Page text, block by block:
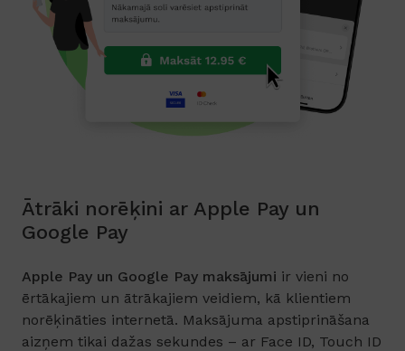
Ātrāki norēķini ar Apple Pay un
Google Pay
Apple Pay un Google Pay maksājumi ir vieni no
ērtākajiem un ātrākajiem veidiem, kā klientiem
norēķināties internetā. Maksājuma apstiprināšana
aizņem tikai dažas sekundes – ar Face ID, Touch ID